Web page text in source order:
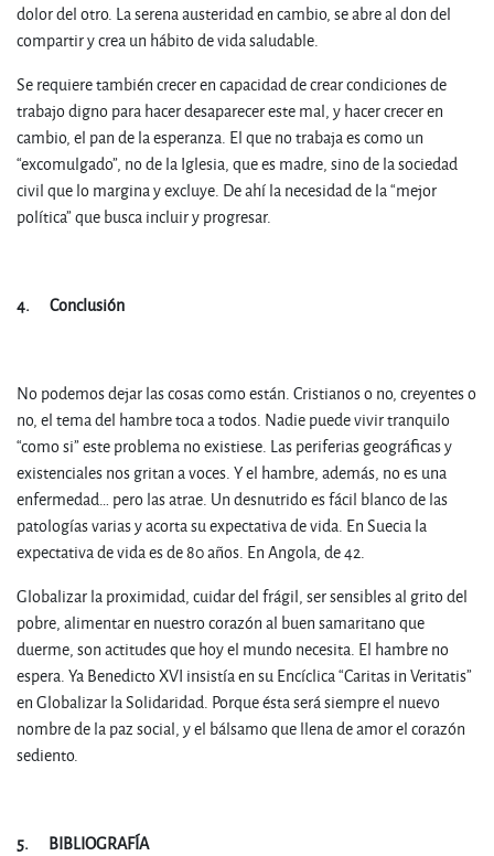
dolor del otro. La serena austeridad en cambio, se abre al don del
compartir y crea un hábito de vida saludable.
Se requiere también crecer en capacidad de crear condiciones de
trabajo digno para hacer desaparecer este mal, y hacer crecer en
cambio, el pan de la esperanza. El que no trabaja es como un
“excomulgado”, no de la Iglesia, que es madre, sino de la sociedad
civil que lo margina y excluye. De ahí la necesidad de la “mejor
política” que busca incluir y progresar.
4. Conclusión
No podemos dejar las cosas como están. Cristianos o no, creyentes o
no, el tema del hambre toca a todos. Nadie puede vivir tranquilo
“como si” este problema no existiese. Las periferias geográficas y
existenciales nos gritan a voces. Y el hambre, además, no es una
enfermedad… pero las atrae. Un desnutrido es fácil blanco de las
patologías varias y acorta su expectativa de vida. En Suecia la
expectativa de vida es de 80 años. En Angola, de 42.
Globalizar la proximidad, cuidar del frágil, ser sensibles al grito del
pobre, alimentar en nuestro corazón al buen samaritano que
duerme, son actitudes que hoy el mundo necesita. El hambre no
espera. Ya Benedicto XVI insistía en su Encíclica “Caritas in Veritatis”
en Globalizar la Solidaridad. Porque ésta será siempre el nuevo
nombre de la paz social, y el bálsamo que llena de amor el corazón
sediento.
5. BIBLIOGRAFÍA